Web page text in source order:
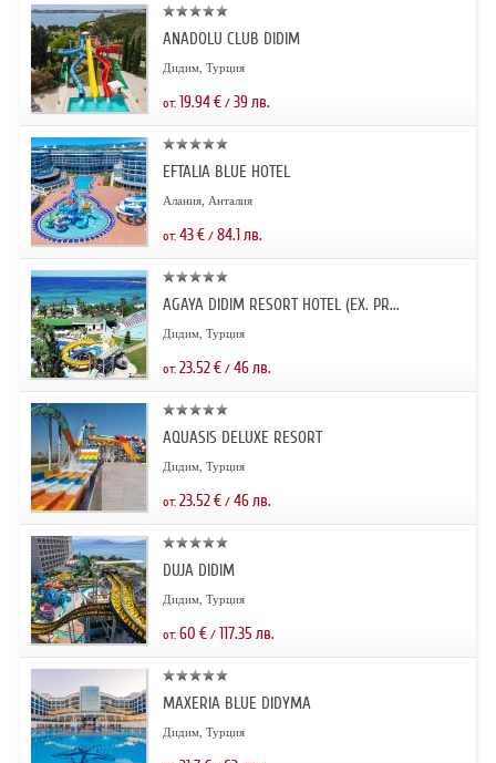
ANADOLU CLUB DIDIM
Дидим, Турция
от: 19.94€/ 39 лв.
EFTALIA BLUE HOTEL
Алания, Анталия
от: 43€/ 84.1лв.
AGAYA DIDIM RESORT HOTEL (EX. PR...
Дидим, Турция
от: 23.52€/ 46лв.
AQUASIS DELUXE RESORT
Дидим, Турция
от: 23.52€/ 46лв.
DUJA DIDIM
Дидим, Турция
от: 60 €/ 117.35 лв.
MAXERIA BLUE DIDYMA
Дидим, Турция